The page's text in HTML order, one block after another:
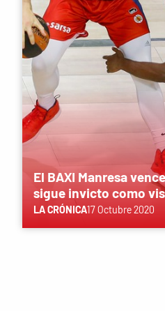
El BAXI Manresa
sigue invicto como
LA CRÓNICA17 Octubre 2020